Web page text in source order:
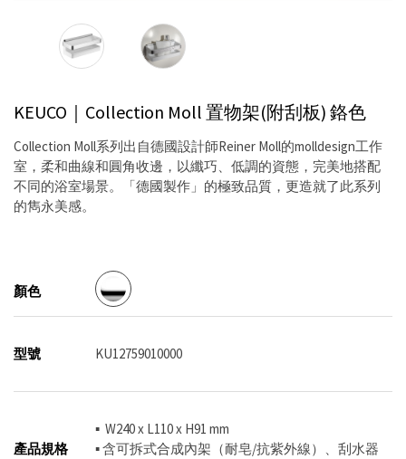
KEUCO｜Collection Moll 置物架(附刮板) 鉻色
Collection Moll系列出自德國設計師Reiner Moll的molldesign工作
室，柔和曲線和圓角收邊，以纖巧、低調的資態，完美地搭配
不同的浴室場景。「德國製作」的極致品質，更造就了此系列
的雋永美感。
顏色
型號 KU12759010000
產品規格
▪ W240 x L110 x H91 mm
▪ 含可拆式合成內架（耐皂/抗紫外線）、刮水器